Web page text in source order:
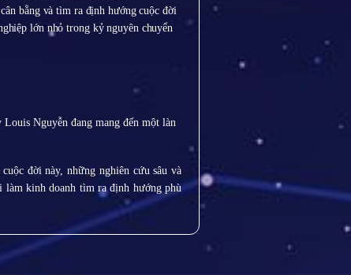
đời này, những nghiên cứu sâu và
làm kinh doanh tìm ra định hướng phù
bằng và tìm ra định hướng cuộc đời
lớn nhỏ trong kỷ nguyên chuyển
Nguyễn đang mang đến một làn